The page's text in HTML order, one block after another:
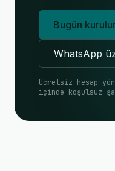
Bugün
WhatsApp
Ücretsiz hesap
içinde koşulsuz